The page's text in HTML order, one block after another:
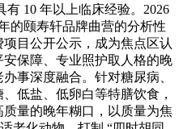
有 10 年以上临床经验。2026
的颐寿轩品牌曲营的分析性
目公开公示，成为焦点区认
保障、专业照护取人格的晚
事深度融合。针对糖尿病、
低盐、低卵白等特膳饮食，
量的晚年糊口，以质量为焦